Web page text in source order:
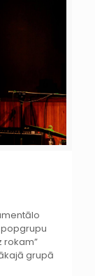
rokam”
grupā